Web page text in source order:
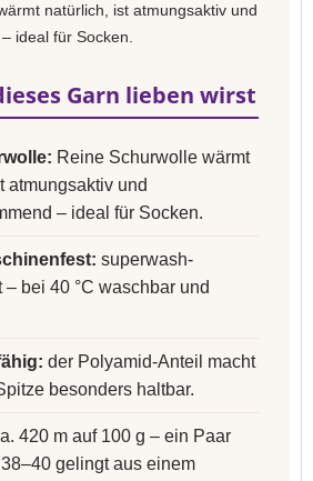
natürlich, ist atmungsaktiv und
ideal für Socken.
Garn lieben wirst
Reine Schurwolle wärmt
atmungsaktiv und
– ideal für Socken.
superwash-
– bei 40 °C waschbar und
der Polyamid-Anteil macht
besonders haltbar.
420 m auf 100 g – ein Paar
gelingt aus einem